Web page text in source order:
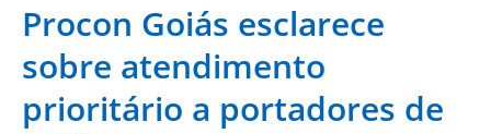
Procon Goiás esclarece
sobre atendimento
prioritário a portadores de